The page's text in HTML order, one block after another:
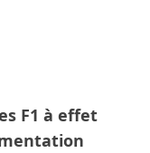
F1 à effet